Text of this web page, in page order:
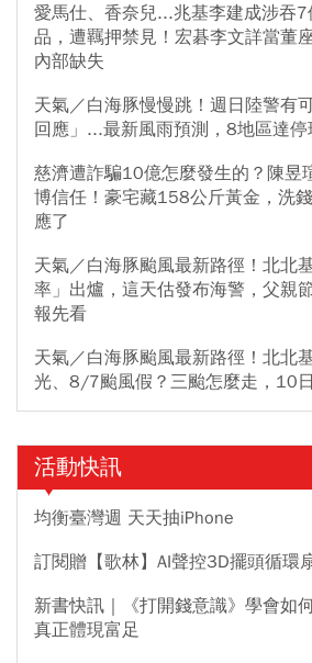
愛馬仕、香奈兒...兆基李建成涉吞
品，遭羈押禁見！宏碁李文詳當董
內部缺失
天氣／白海豚慢慢跳！週日陸警有
回應」...最新風雨預測，8地區達
慈濟遭詐騙10億怎麼發生的？陳昱
博信任！豪宅藏158公斤黃金，洗
應了
天氣／白海豚颱風最新路徑！北北
率」出爐，這天估發布海警，父親
報先看
天氣／白海豚颱風最新路徑！北北
光、8/7颱風假？三颱怎麼走，10
活動快訊
均衡臺灣週 天天抽iPhone
訂閱贈【歌林】AI聲控3D擺頭循環
新書快訊｜《打開錢意識》學會如
真正體現富足